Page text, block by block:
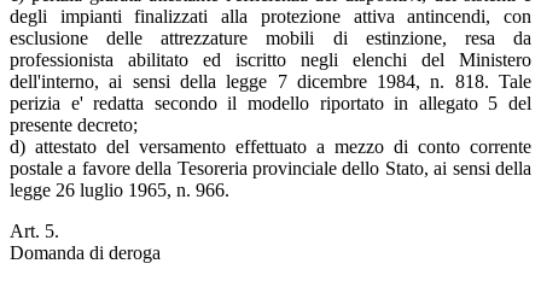
degli impianti finalizzati alla protezione attiva antincendi, con
esclusione delle attrezzature mobili di estinzione, resa da
professionista abilitato ed iscritto negli elenchi del Ministero
dell'interno, ai sensi della legge 7 dicembre 1984, n. 818. Tale
perizia e' redatta secondo il modello riportato in allegato 5 del
presente decreto;
d) attestato del versamento effettuato a mezzo di conto corrente
postale a favore della Tesoreria provinciale dello Stato, ai sensi della
legge 26 luglio 1965, n. 966.
Art. 5.
Domanda di deroga